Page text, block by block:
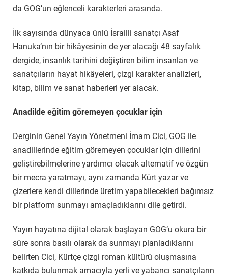
da GOG’un eğlenceli karakterleri arasında.
İlk sayısında dünyaca ünlü İsrailli sanatçı Asaf
Hanuka’nın bir hikâyesinin de yer alacağı 48 sayfalık
dergide, insanlık tarihini değiştiren bilim insanları ve
sanatçıların hayat hikâyeleri, çizgi karakter analizleri,
kitap, bilim ve sanat haberleri yer alacak.
Anadilde eğitim göremeyen çocuklar için
Derginin Genel Yayın Yönetmeni İmam Cici, GOG ile
anadillerinde eğitim göremeyen çocuklar için dillerini
geliştirebilmelerine yardımcı olacak alternatif ve özgün
bir mecra yaratmayı, aynı zamanda Kürt yazar ve
çizerlere kendi dillerinde üretim yapabilecekleri bağımsız
bir platform sunmayı amaçladıklarını dile getirdi.
Yayın hayatına dijital olarak başlayan GOG’u okura bir
süre sonra basılı olarak da sunmayı planladıklarını
belirten Cici, Kürtçe çizgi roman kültürü oluşmasına
katkıda bulunmak amacıyla yerli ve yabancı sanatçıların